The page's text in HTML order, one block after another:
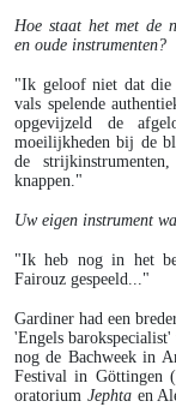
Hoe staat het met de
en oude instrumenten?
"Ik geloof niet dat
vals spelende
opgevijzeld de
moeilijkheden bij de
de
knappen."
Uw eigen instrument
"Ik heb nog in het
Fairouz gespeeld..."
Gardiner had een
'Engels
nog de Bachweek in
Festival in Göttingen
oratorium Jephtaen